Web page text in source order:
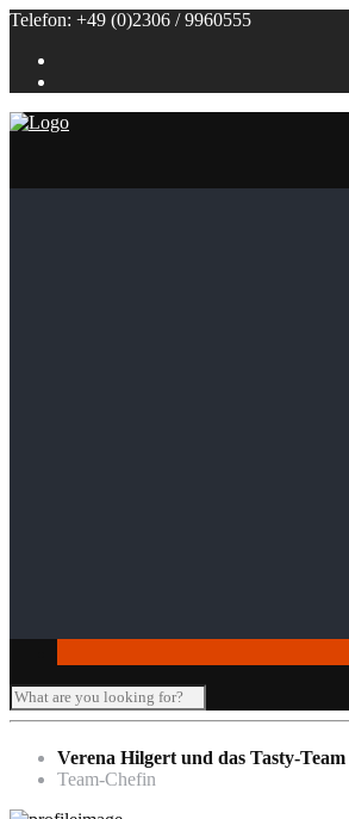
Telefon: +49 (0)2306 / 9960555
Verena Hilgert und das Tasty-Team
Team-Chefin